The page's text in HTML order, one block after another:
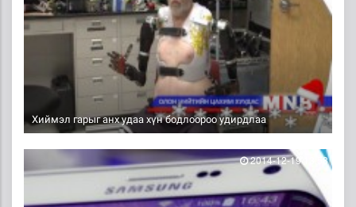
Хиймэл гарыг анх удаа хүн бодлоороо удирдлаа
2014-12-19 13:58